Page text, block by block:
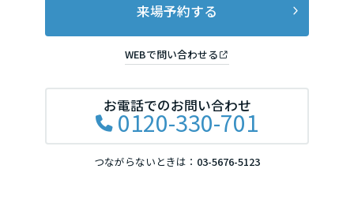
来場予約する
WEBで問い合わせる
お電話でのお問い合わせ
0120-330-701
つながらないときは： 03-5676-5123